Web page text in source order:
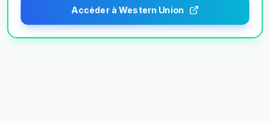
Accéder à Western Union